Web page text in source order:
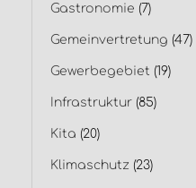
Gastronomie (7)
Gemeinvertretung (47)
Gewerbegebiet (19)
Infrastruktur(85)
Kita (20)
Klimaschutz (23)